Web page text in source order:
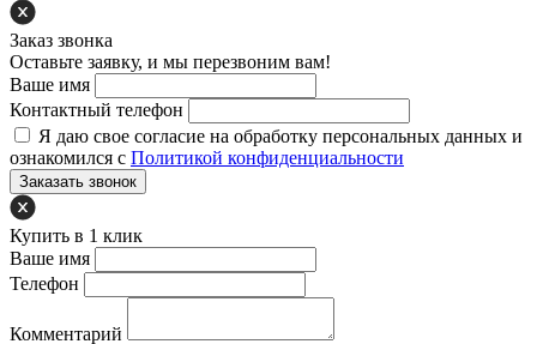
Заказ звонка
Оставьте заявку, и мы перезвоним вам!
Ваше имя
Контактный телефон
Я даю свое согласие на обработку персональных данных и
ознакомился с Политикой конфиденциальности
Заказать звонок
Купить в 1 клик
Ваше имя
Телефон
Комментарий